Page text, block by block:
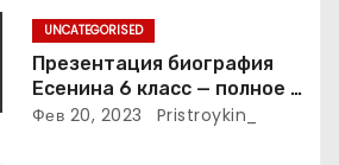
UNCATEGORISED
Презентация биография
Есенина 6 класс — полное и
подробное описание жизни
Фев 20, 2023 Pristroykin_